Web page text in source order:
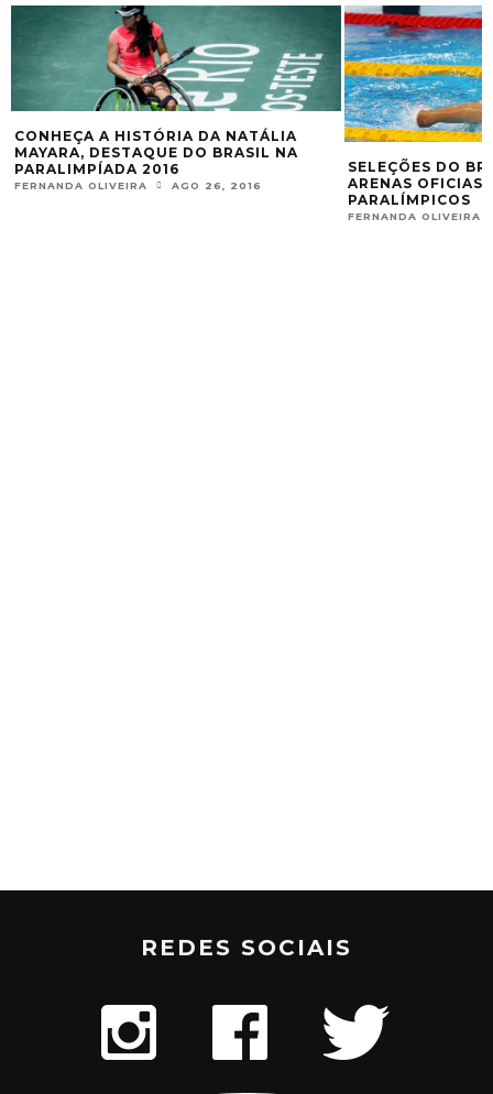
SELEÇÕES DO BRASIL CONHECEM AS
ARENAS OFICIAS DOS JOGOS
RODRIGO
MEDALHAS
2016
FERNANDA
REDES SOCIAIS